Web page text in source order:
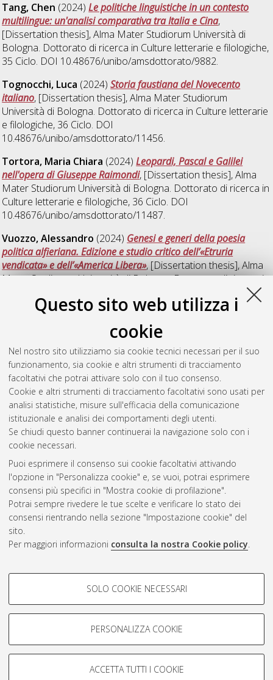
Questo sito web utilizza i
cookie
Nel nostro sito utilizziamo sia cookie tecnici necessari per il suo
funzionamento, sia cookie e altri strumenti di tracciamento
facoltativi che potrai attivare solo con il tuo consenso.
Cookie e altri strumenti di tracciamento facoltativi sono usati per
analisi statistiche, misure sull'efficacia della comunicazione
istituzionale e analisi dei comportamenti degli utenti.
Se chiudi questo banner continuerai la navigazione solo con i
cookie necessari.
Puoi esprimere il consenso sui cookie facoltativi attivando
l'opzione in "Personalizza cookie" e, se vuoi, potrai esprimere
consensi più specifici in "Mostra cookie di profilazione".
Potrai sempre rivedere le tue scelte e verificare lo stato dei
consensi rientrando nella sezione "Impostazione cookie" del
sito.
Per maggiori informazioni consulta la nostra Cookie policy.
COOKIE DI PROFILAZIONE -
Si tratta di cookie utilizzati per analizzare le caratteristiche della
navigazione degli utenti, creare profili in base al loro comportamento
Mostra cookie di profilazione
SOLO COOKIE NECESSARI
PERSONALIZZA COOKIE
ACCETTA TUTTI I COOKIE
Tang, Chen (2024)Le politiche linguistiche in un contesto
multilingue: un'analisi comparativa tra Italia e Cina,
[Dissertation thesis], Alma Mater Studiorum Università di
Bologna. Dottorato di ricerca in Culture letterarie e filologiche,
35 Ciclo. DOI 10.48676/unibo/amsdottorato/9882.
Tognocchi, Luca (2024)Storia faustiana del Novecento
italiano, [Dissertation thesis], Alma Mater Studiorum
Università di Bologna. Dottorato di ricerca in Culture letterarie
e filologiche, 36 Ciclo. DOI
10.48676/unibo/amsdottorato/11456.
Tortora, Maria Chiara (2024)Leopardi, Pascal e Galilei
nell'opera di Giuseppe Raimondi, [Dissertation thesis], Alma
Mater Studiorum Università di Bologna. Dottorato di ricerca in
Culture letterarie e filologiche, 36 Ciclo. DOI
10.48676/unibo/amsdottorato/11487.
Vuozzo, Alessandro (2024) Genesi e generi della poesia
politica alfieriana. Edizione e studio critico dell’«Etruria
vendicata» e dell’«America Libera», [Dissertation thesis], Alma
Mater Studiorum Università di Bologna. Dottorato di ricerca in
Yu, Yedi(2024)Insegnare l'italiano L2 per fini di studio: una
proposta di letture graduate per gli studenti cinesi
[Dissertation thesis], Alma Mater Studiorum Università di
Bologna. Dottorato di ricerca inCulture letterarie e filologiche
36 Ciclo. DOI 10.48676/unibo/amsdottorato/11271.
Questa lista e' stata generata il Thu Aug 6 20:50:42 2026
Atom
Rss 1.0
Rss 2.0
ISSN: 2038-7946
Impostazioni Cookie
Informativa sulla privacy
Condizioni d’uso del sito